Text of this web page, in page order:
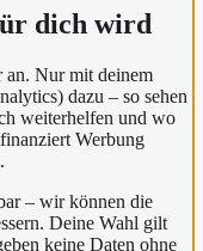
dich wird
an. Nur mit deinem
dazu – so sehen
weiterhelfen und wo
Werbung
– wir können die
Deine Wahl gilt
keine Daten ohne